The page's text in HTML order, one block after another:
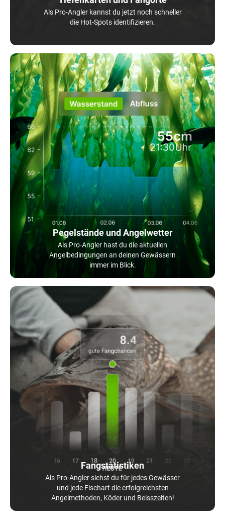
Als Pro-Angler kannst du jetzt noch schneller
die Hot-Spots identifizieren.
Pegelstände und Angelwetter
Als Pro-Angler hast du die aktuellen
Angelbedingungen an deinen Gewässern
immer im Blick.
Fangstatistiken
Als Pro-Angler siehst du für jedes Gewässer
und jede Fischart die erfolgreichsten
Angelmethoden, Köder und Beisszeiten!